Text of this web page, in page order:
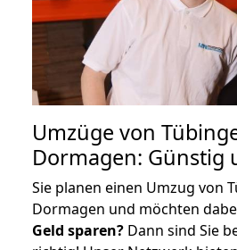
Umzüge von
Dormagen: Günstig
Sie planen einen Umzug von
Dormagen und möchten
Geld sparen? Dann sind Sie